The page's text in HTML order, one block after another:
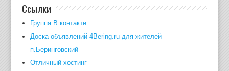
Ссылки
Группа В контакте
Доска объявлений 4Bering.ru для жителей
п.Беринговский
Отличный хостинг